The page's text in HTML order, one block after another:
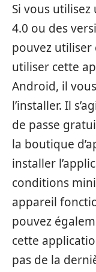
Si vous
4.0 ou des
pouvez
utiliser cette
Android, il
l’installer. Il
de passe
la boutique
installer
conditions
appareil
pouvez
cette
pas de la